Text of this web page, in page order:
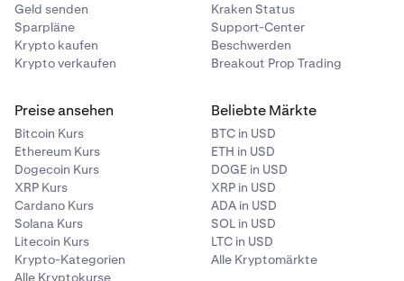
Geld senden
Sparpläne
Krypto kaufen
Krypto verkaufen
Kraken Status
Support-Center
Beschwerden
Breakout Prop Trading
Preise ansehen
Bitcoin Kurs
Ethereum Kurs
Dogecoin Kurs
XRP Kurs
Cardano Kurs
Solana Kurs
Litecoin Kurs
Krypto-Kategorien
Alle Kryptokurse
Beliebte Märkte
BTC in USD
ETH in USD
DOGE in USD
XRP in USD
ADA in USD
SOL in USD
LTC in USD
Alle Kryptomärkte